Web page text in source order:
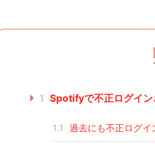
1 Spotifyで不正ログイン
1.1 過去にも不正ログイ